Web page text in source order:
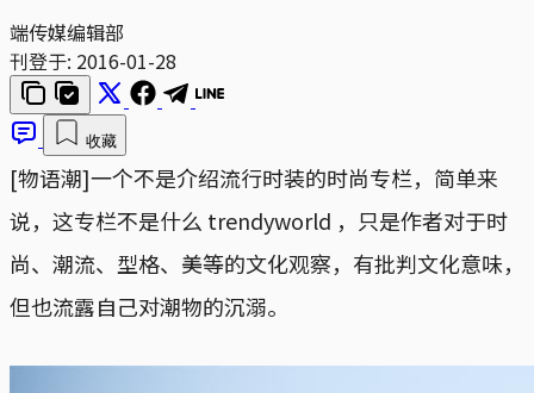
端传媒编辑部
刊登于: 2016-01-28
收藏
[物语潮]一个不是介绍流行时装的时尚专栏，简单来
说，这专栏不是什么 trendyworld ，只是作者对于时
尚、潮流、型格、美等的文化观察，有批判文化意味，
但也流露自己对潮物的沉溺。